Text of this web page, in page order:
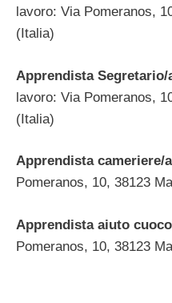
lavoro: Via Pomeranos,
(Italia)
Apprendista Segretario/
lavoro: Via Pomeranos,
(Italia)
Apprendista cameriere/
Pomeranos, 10, 38123
Apprendista aiuto
Pomeranos, 10, 38123